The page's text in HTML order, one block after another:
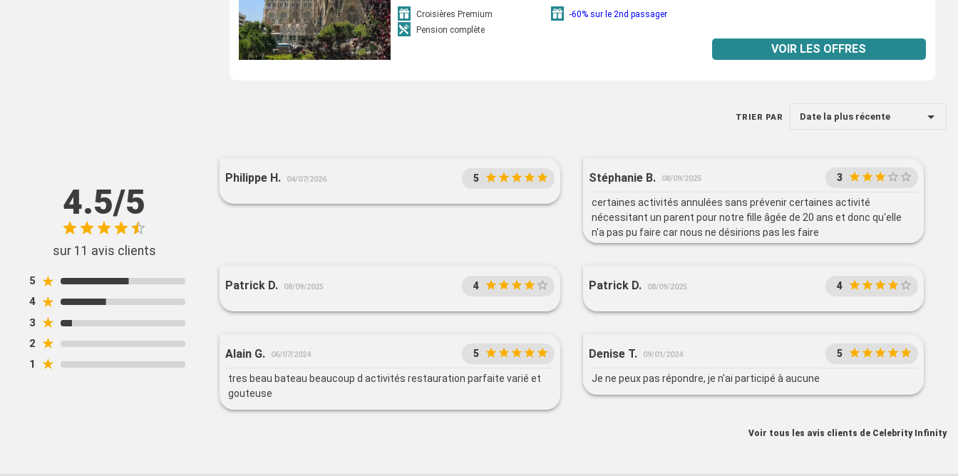
Croisières Premium
-60% sur le 2nd passager
Pension complète
VOIR LES OFFRES
TRIER PAR Date la plus récente
4.5/5
sur 11 avis clients
5 ★
4 ★
3 ★
2 ★
1 ★
Philippe H. 04/07/2026 5 Stéphanie B. 08/09/2025 3
certaines activités annulées sans prévenir certaines activité
nécessitant un parent pour notre fille âgée de 20 ans et donc qu'elle
n'a pas pu faire car nous ne désirions pas les faire
Patrick D. 08/09/2025 4 Patrick D. 08/09/2025 4
Alain G. 06/07/2024 5
tres beau bateau beaucoup d activités restauration parfaite varié et
gouteuse
Denise T. 09/01/2024 5
Je ne peux pas répondre, je n'ai participé à aucune
Voir tous les avis clients de Celebrity Infinity